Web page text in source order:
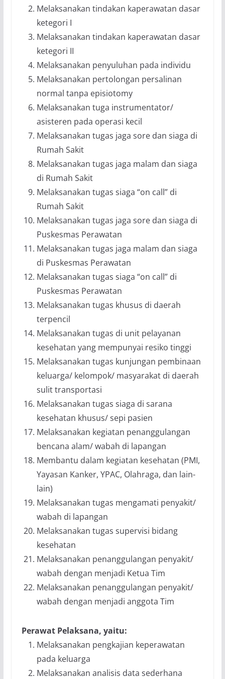
Melaksanakan tindakan kaperawatan dasar
ketegori I
Melaksanakan tindakan kaperawatan dasar
ketegori II
Melaksanakan penyuluhan pada individu
Melaksanakan pertolongan persalinan
normal tanpa episiotomy
Melaksanakan tuga instrumentator/
asisteren pada operasi kecil
Melaksanakan tugas jaga sore dan siaga di
Rumah Sakit
Melaksanakan tugas jaga malam dan siaga
di Rumah Sakit
Melaksanakan tugas siaga “on call” di
Rumah Sakit
Melaksanakan tugas jaga sore dan siaga di
Puskesmas Perawatan
Melaksanakan tugas jaga malam dan siaga
di Puskesmas Perawatan
Melaksanakan tugas siaga “on call” di
Puskesmas Perawatan
Melaksanakan tugas khusus di daerah
terpencil
Melaksanakan tugas di unit pelayanan
kesehatan yang mempunyai resiko tinggi
Melaksanakan tugas kunjungan pembinaan
keluarga/ kelompok/ masyarakat di daerah
sulit transportasi
Melaksanakan tugas siaga di sarana
kesehatan khusus/ sepi pasien
Melaksanakan kegiatan penanggulangan
bencana alam/ wabah di lapangan
Membantu dalam kegiatan kesehatan (PMI,
Yayasan Kanker, YPAC, Olahraga, dan lain-
lain)
Melaksanakan tugas mengamati penyakit/
wabah di lapangan
Melaksanakan tugas supervisi bidang
kesehatan
Melaksanakan penanggulangan penyakit/
wabah dengan menjadi Ketua Tim
Melaksanakan penanggulangan penyakit/
wabah dengan menjadi anggota Tim
Perawat Pelaksana, yaitu:
Melaksanakan pengkajian keperawatan
pada keluarga
Melaksanakan analisis data sederhana